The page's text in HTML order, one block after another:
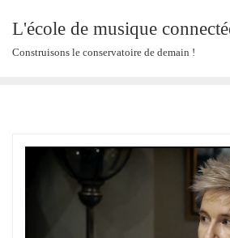
content
L'école de musique
Construisons le conservatoire de demain !